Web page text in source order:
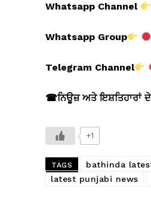
Whatsapp Channel
Whatsapp Group
Telegram Channel
☎ਨਿਊਜ਼ ਅਤੇ ਇਸ਼ਤਿਹਾਰਾਂ
+1
TAGS bathinda
latest punjabi news